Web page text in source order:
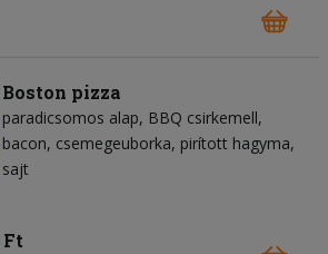
Boston pizza
paradicsomos alap BBQ csirkemell
bacon csemegeuborka pirított hagyma
sajt
Ft